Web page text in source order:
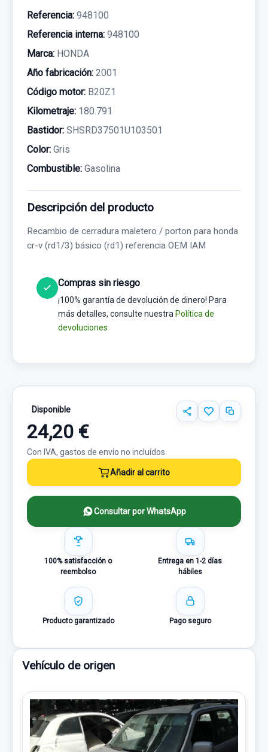
Referencia: 948100
Referencia interna: 948100
Marca: HONDA
Año fabricación: 2001
Código motor: B20Z1
Kilometraje: 180.791
Bastidor: SHSRD37501U103501
Color: Gris
Combustible: Gasolina
Descripción del producto
Recambio de cerradura maletero / porton para honda
cr-v (rd1/3) básico (rd1) referencia OEM IAM
Compras sin riesgo
¡100% garantía de devolución de dinero! Para
más detalles, consulte nuestra Política de
devoluciones
Disponible
24,20 €
Con IVA, gastos de envío no incluídos.
Añadir al carrito
Consultar por WhatsApp
100% satisfacción o
reembolso
Entrega en 1-2 días
hábiles
Producto garantizado Pago seguro
Vehículo de origen